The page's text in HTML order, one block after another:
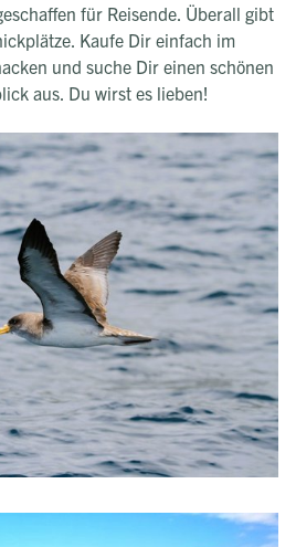
für Reisende. Überall gibt
Kaufe Dir einfach im
und suche Dir einen schönen
aus. Du wirst es lieben!